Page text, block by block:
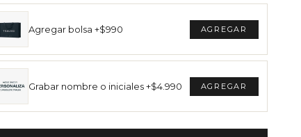
Agregar bolsa +$990
Grabar nombre o iniciales +$4.990